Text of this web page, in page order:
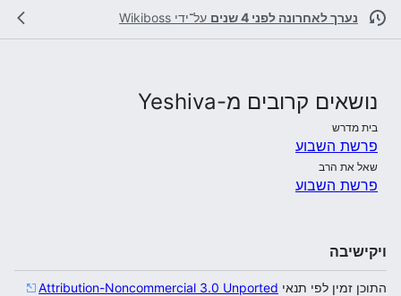
נערך לאחרונה לפני 4 שנים על־ידי Wikiboss
נושאים קרובים מ-Yeshiva
בית מדרש
פרשת השבוע
שאל את הרב
פרשת השבוע
ויקישיבה
התוכן זמין לפי תנאי Attribution-Noncommercial 3.0 Unported